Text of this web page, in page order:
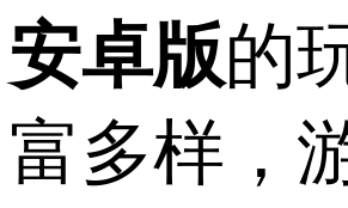
安卓版的
富多样，